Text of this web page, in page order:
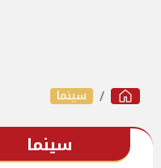
سينما
سينما